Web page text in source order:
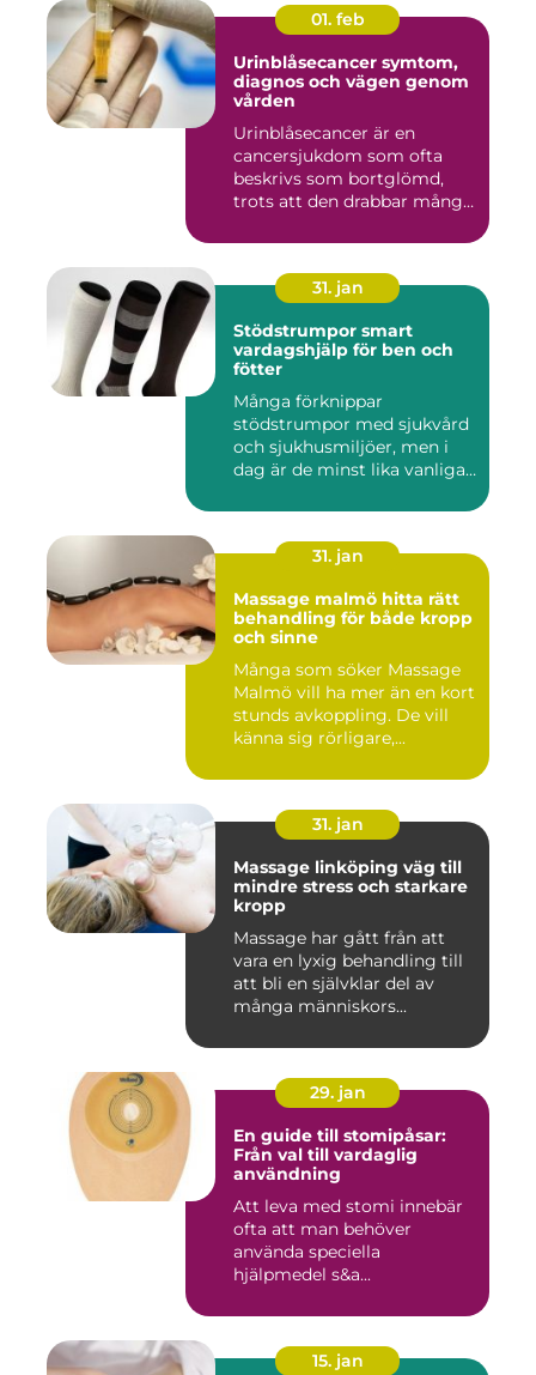
01. feb
Urinblåsecancer symtom,
diagnos och vägen genom
vården
Urinblåsecancer är en
cancersjukdom som ofta
beskrivs som bortglömd,
trots att den drabbar många
31. jan
Stödstrumpor smart
vardagshjälp för ben och
fötter
Många förknippar
stödstrumpor med sjukvård
och sjukhusmiljöer, men i
dag är de minst lika vanliga
31. jan
Massage malmö hitta rätt
behandling för både kropp
och sinne
Många som söker Massage
Malmö vill ha mer än en kort
stunds avkoppling. De vill
känna sig rörligare,...
31. jan
Massage linköping väg till
mindre stress och starkare
kropp
Massage har gått från att
vara en lyxig behandling till
att bli en självklar del av
många människors...
29. jan
En guide till stomipåsar:
Från val till vardaglig
användning
Att leva med stomi innebär
ofta att man behöver
använda speciella
hjälpmedel s&a...
15. jan